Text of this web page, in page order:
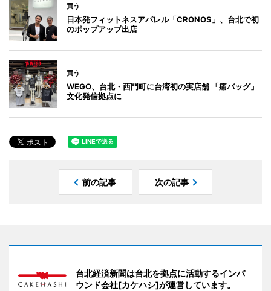
買う
日本発フィットネスアパレル「CRONOS」、台北で初
のポップアップ出店
買う
WEGO、台北・西門町に台湾初の実店舗 「痛バッグ」
文化発信拠点に
前の記事 次の記事
台北経済新聞は台北を拠点に活動するインバ
ウンド会社[カケハシ]が運営しています。